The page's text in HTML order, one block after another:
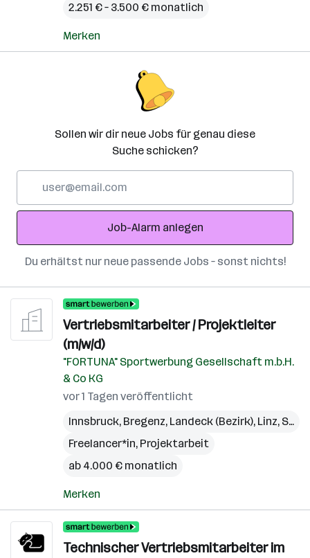
2.251 € – 3.500 € monatlich
Merken
Sollen wir dir neue Jobs für genau diese
Suche schicken?
Adresse
Job-Alarm anlegen
Du erhältst nur neue passende Jobs – sonst nichts!
Vertriebsmitarbeiter / Projektleiter
(m/w/d)
"FORTUNA" Sportwerbung Gesellschaft m.b.H.
& Co KG
vor 1 Tagen veröffentlicht
Innsbruck, Bregenz, Landeck (Bezirk), Linz, St. Pölten
Freelancer*in, Projektarbeit
ab 4.000 € monatlich
Merken
Technischer Vertriebsmitarbeiter im